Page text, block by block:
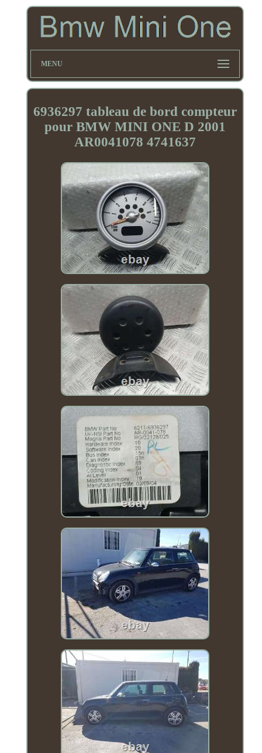
MENU
6936297 tableau de bord compteur
pour BMW MINI ONE D 2001
AR0041078 4741637